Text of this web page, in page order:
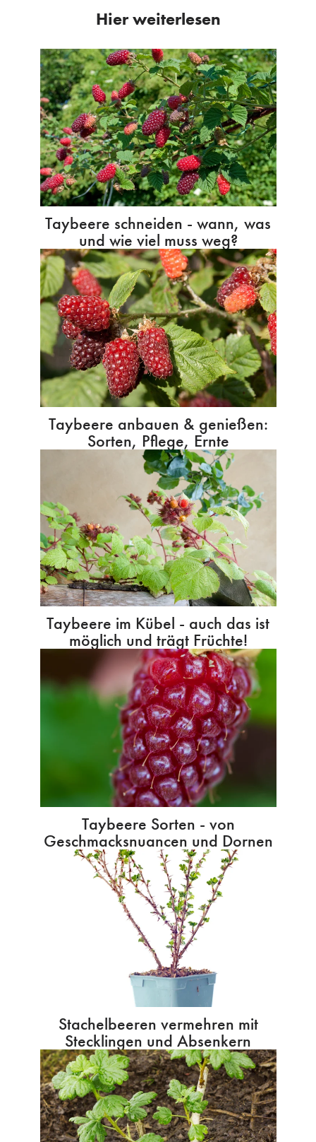
Hier weiterlesen
Taybeere schneiden - wann, was
und wie viel muss weg?
Taybeere anbauen & genießen:
Sorten, Pflege, Ernte
Taybeere im Kübel - auch das ist
möglich und trägt Früchte!
Taybeere Sorten - von
Geschmacksnuancen und Dornen
Stachelbeeren vermehren mit
Stecklingen und Absenkern